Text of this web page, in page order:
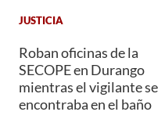
JUSTICIA
Roban oficinas de la
SECOPE en Durango
mientras el vigilante se
encontraba en el baño